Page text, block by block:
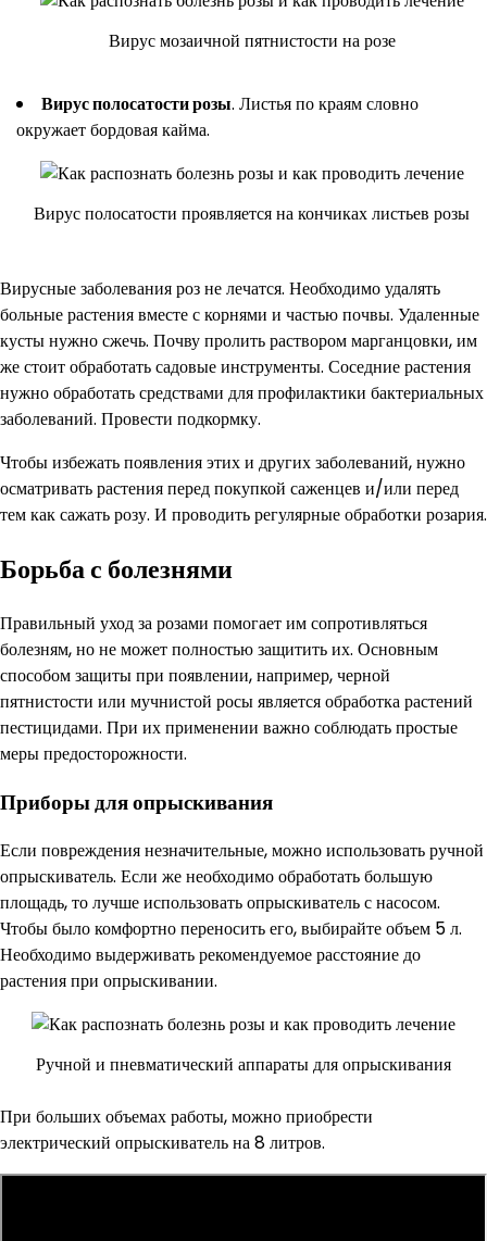
Вирус мозаичной пятнистости на розе
Вирус полосатости розы. Листья по краям словно
окружает бордовая кайма.
Вирус полосатости проявляется на кончиках листьев розы
Вирусные заболевания роз не лечатся. Необходимо удалять
больные растения вместе с корнями и частью почвы. Удаленные
кусты нужно сжечь. Почву пролить раствором марганцовки, им
же стоит обработать садовые инструменты. Соседние растения
нужно обработать средствами для профилактики бактериальных
заболеваний. Провести подкормку.
Чтобы избежать появления этих и других заболеваний, нужно
осматривать растения перед покупкой саженцев и/или перед
тем как сажать розу. И проводить регулярные обработки розария.
Борьба с болезнями
Правильный уход за розами помогает им сопротивляться
болезням, но не может полностью защитить их. Основным
способом защиты при появлении, например, черной
пятнистости или мучнистой росы является обработка растений
пестицидами. При их применении важно соблюдать простые
меры предосторожности.
Приборы для опрыскивания
Если повреждения незначительные, можно использовать ручной
опрыскиватель. Если же необходимо обработать большую
площадь, то лучше использовать опрыскиватель с насосом.
Чтобы было комфортно переносить его, выбирайте объем 5 л.
Необходимо выдерживать рекомендуемое расстояние до
растения при опрыскивании.
Ручной и пневматический аппараты для опрыскивания
При больших объемах работы, можно приобрести
электрический опрыскиватель на 8 литров.